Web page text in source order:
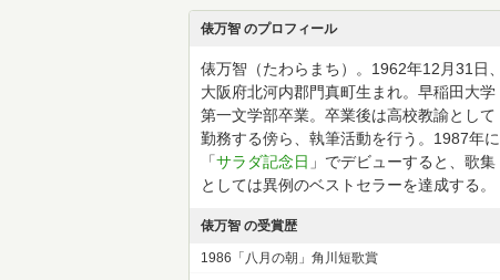
俵万智 のプロフィール
俵万智（たわらまち）。1962年12月31日、
大阪府北河内郡門真町生まれ。早稲田大学
第一文学部卒業。卒業後は高校教諭として
勤務する傍ら、執筆活動を行う。1987年に
「サラダ記念日 」でデビューすると、歌集
としては異例のベストセラーを達成する。
俵万智 の受賞歴
1986「八月の朝」角川短歌賞